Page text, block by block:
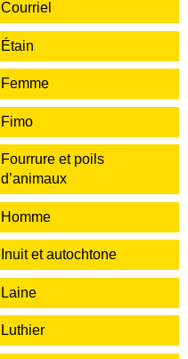
Courriel
Étain
Femme
Fimo
Fourrure et poils
d’animaux
Homme
Inuit et autochtone
Laine
Luthier